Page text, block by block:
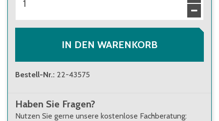
IN DEN WARENKORB
Bestell-Nr.: 22-43575
Haben Sie Fragen?
Nutzen Sie gerne unsere kostenlose Fachberatung: